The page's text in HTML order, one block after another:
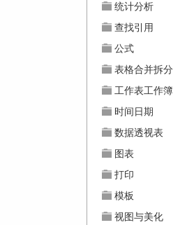
统计分析
查找引用
公式
表格合并拆分
工作表工作簿
时间日期
数据透视表
图表
打印
模板
视图与美化